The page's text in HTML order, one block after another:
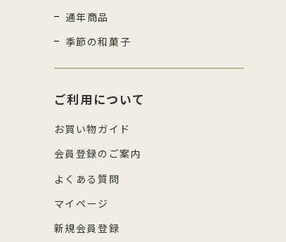
通年商品
季節の和菓子
ご利用について
お買い物ガイド
会員登録のご案内
よくある質問
マイページ
新規会員登録